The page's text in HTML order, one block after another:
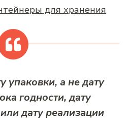
для хранения
упаковки, а не дату
годности, дату
дату реализации